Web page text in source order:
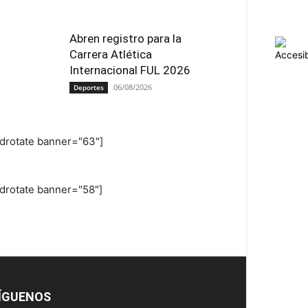
Abren registro para la
Carrera Atlética
Internacional FUL 2026
Deportes 06/08/2026
banner="63"]
banner="58"]